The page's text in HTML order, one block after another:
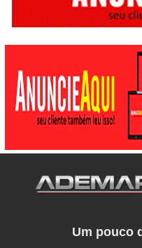
Um pouco